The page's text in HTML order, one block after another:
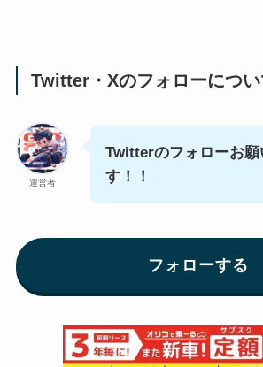
Twitter・Xのフォローについ
運営者
Twitterのフォローお願
す！！
フォローする